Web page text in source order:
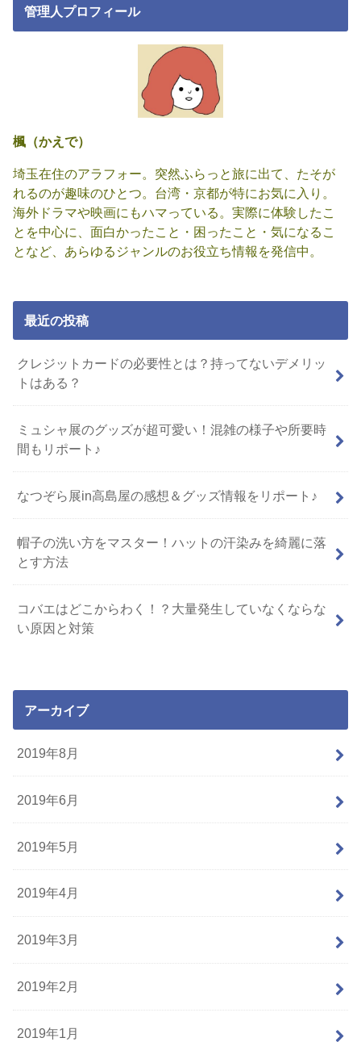
管理人プロフィール
楓（かえで）
埼玉在住のアラフォー。突然ふらっと旅に出て、たそが
れるのが趣味のひとつ。台湾・京都が特にお気に入り。
海外ドラマや映画にもハマっている。実際に体験したこ
とを中心に、面白かったこと・困ったこと・気になるこ
となど、あらゆるジャンルのお役立ち情報を発信中。
最近の投稿
クレジットカードの必要性とは？持ってないデメリッ
トはある？
ミュシャ展のグッズが超可愛い！混雑の様子や所要時
間もリポート♪
なつぞら展in高島屋の感想＆グッズ情報をリポート♪
帽子の洗い方をマスター！ハットの汗染みを綺麗に落
とす方法
コバエはどこからわく！？大量発生していなくならな
い原因と対策
アーカイブ
2019年8月
2019年6月
2019年5月
2019年4月
2019年3月
2019年2月
2019年1月